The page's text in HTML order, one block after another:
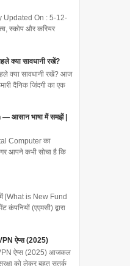
Updated On : 5-12-
स्कोप और करियर
क्या सावधानी रखें?
क्या सावधानी रखें? आज
दैनिक जिंदगी का एक
आसान भाषा में समझें |
Computer का
आपने कभी सोचा है कि
[What is New Fund
(एएमसी) द्वारा
ऐप्स (2025)
ऐप्स (2025) आजकल
को लेकर बहुत सतर्क